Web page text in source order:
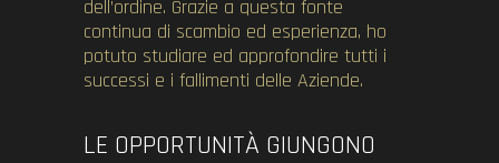
dell’ordine. Grazie a questa fonte
continua di scambio ed esperienza, ho
potuto studiare ed approfondire tutti i
successi e i fallimenti delle Aziende.
LE OPPORTUNITÀ GIUNGONO